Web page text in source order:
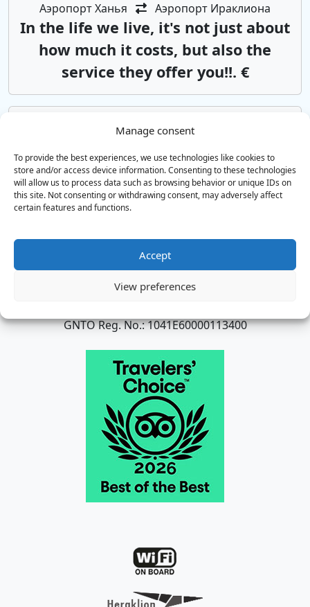
Manage consent
To provide the best experiences, we use technologies like cookies to
store and/or access device information. Consenting to these technologies
will allow us to process data such as browsing behavior or unique IDs on
this site. Not consenting or withdrawing consent, may adversely affect
certain features and functions.
Accept
View preferences
Аэропорт Ханья Аэропорт Ираклиона
In the life we ​​live, it's not just about
how much it costs, but also the
service they offer you!!. €
Аэропорт Ханья Ретимно
Аэропорт Ираклиона Ретимно
TAXI & MINI BUS SERVICES
GNTO Reg. No.: 1041E60000113400